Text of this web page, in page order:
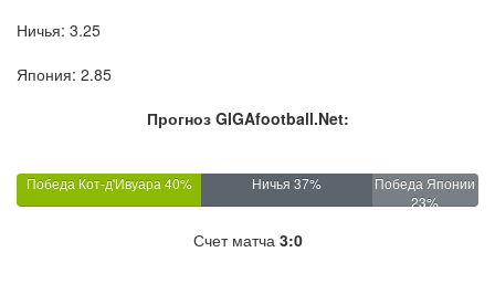
Ничья: 3.25
Япония: 2.85
Прогноз GIGAfootball.Net:
Победа Кот-д'Ивуара 40% Ничья 37%
Победа Японии
23%
Счет матча 3:0